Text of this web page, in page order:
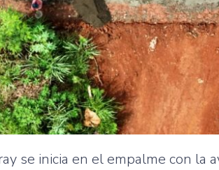
se inicia en el empalme con